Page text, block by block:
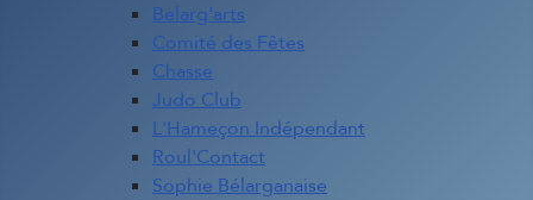
Belarg'arts
Comité des Fêtes
Chasse
Judo Club
L'Hameçon Indépendant
Roul'Contact
Sophie Bélarganaise